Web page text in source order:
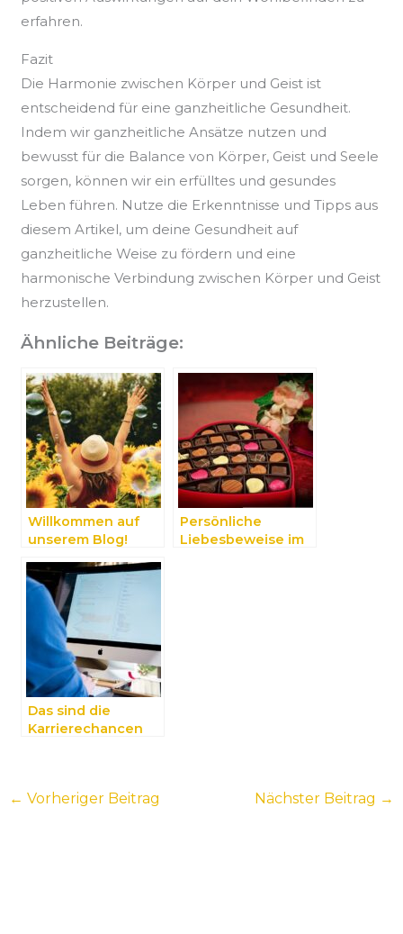
erfahren.
Fazit
Die Harmonie zwischen Körper und Geist ist
entscheidend für eine ganzheitliche Gesundheit.
Indem wir ganzheitliche Ansätze nutzen und
bewusst für die Balance von Körper, Geist und Seele
sorgen, können wir ein erfülltes und gesundes
Leben führen. Nutze die Erkenntnisse und Tipps aus
diesem Artikel, um deine Gesundheit auf
ganzheitliche Weise zu fördern und eine
harmonische Verbindung zwischen Körper und Geist
herzustellen.
Ähnliche Beiträge:
Willkommen auf
unserem Blog!
Persönliche
Liebesbeweise im
Das sind die
Karrierechancen
← Vorheriger Beitrag Nächster Beitrag →